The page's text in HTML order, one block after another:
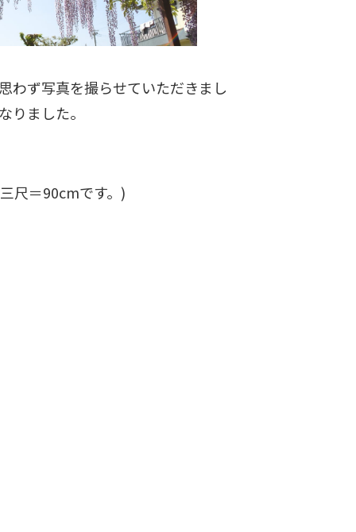
ず写真を撮らせていただきまし
りました。
尺＝90cmです。)